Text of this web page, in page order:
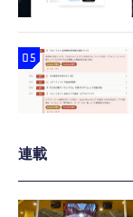
連載